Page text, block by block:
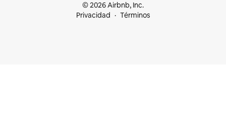
© 2026 Airbnb, Inc.
Privacidad
Términos